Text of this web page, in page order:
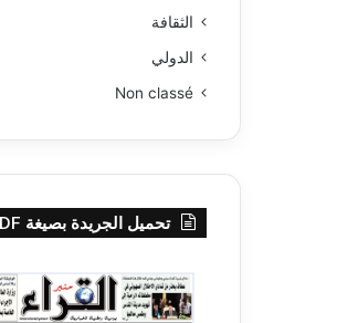
الثقافة
الدولي
Non classé
تحميل الجريدة بصيغة PDF